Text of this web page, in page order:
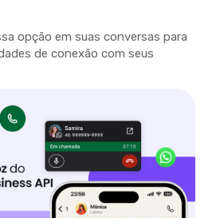
opção em suas conversas para
de conexão com seus